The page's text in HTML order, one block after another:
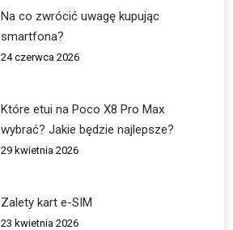
Na co zwrócić uwagę kupując
smartfona?
24 czerwca 2026
Które etui na Poco X8 Pro Max
wybrać? Jakie będzie najlepsze?
29 kwietnia 2026
Zalety kart e-SIM
23 kwietnia 2026